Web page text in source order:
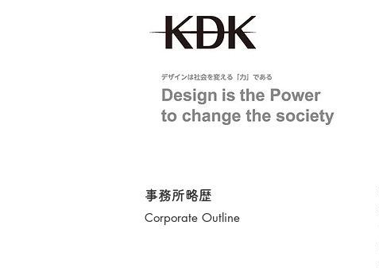
事務所略歴
Corporate Outline